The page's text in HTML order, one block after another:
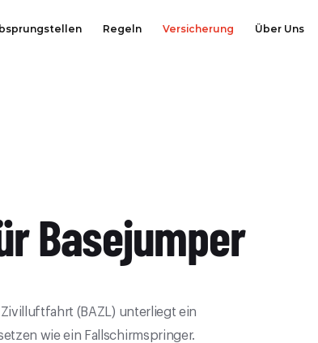
Regeln Versicherung Über Uns
Basejumper
(BAZL) unterliegt ein
wie ein Fallschirmspringer.